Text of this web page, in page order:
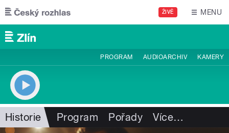
Přejít k hlavnímu obsahu
ŽIVĚ MENU
PROGRAM AUDIOARCHIV KAMERY
Historie Program Pořady Více…